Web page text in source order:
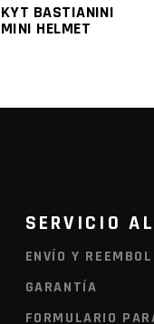
KYT BASTIANINI
MINI HELMET
SERVICIO
ENVÍO Y
GARANTÍA
FORMULARIO